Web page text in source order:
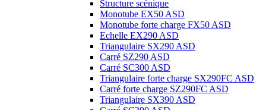
Structure scénique
Monotube EX50 ASD
Monotube forte charge FX50 ASD
Echelle EX290 ASD
Triangulaire SX290 ASD
Carré SZ290 ASD
Carré SC300 ASD
Triangulaire forte charge SX290FC ASD
Carré forte charge SZ290FC ASD
Triangulaire SX390 ASD